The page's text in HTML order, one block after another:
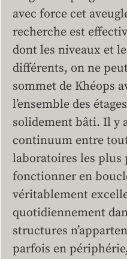
avec force cet
recherche est
dont les niveaux et
différents, on ne
sommet de Khéops
l’ensemble des
solidement bâti. Il y
continuum entre
laboratoires les plus
fonctionner en
véritablement
quotidiennement
structures
parfois en